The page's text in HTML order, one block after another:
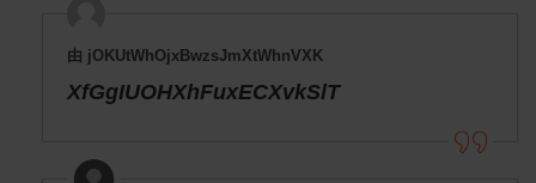
由 jOKUtWhOjxBwzsJmXtWhnVXK
XfGgIUOHXhFuxECXvkSlT